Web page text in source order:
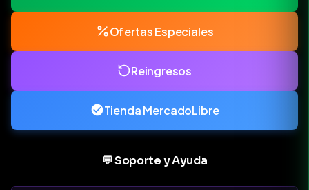
Ofertas Especiales
Reingresos
Tienda MercadoLibre
💬 Soporte y Ayuda